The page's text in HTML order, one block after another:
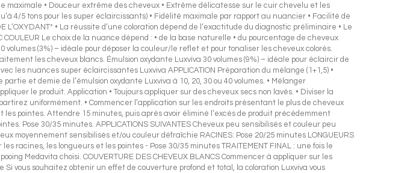
• Douceur extrême des cheveux • Extrême délicatesse sur le cuir chevelu et les
4/5 tons pour les super éclaircissants) • Fidélité maximale par rapport au nuancier • Facilité de
L’OXYDANT* • La réussite d’une coloration dépend de l’exactitude du diagnostic préliminaire • Le
Le choix de la nuance dépend : • de la base naturelle • du pourcentage de cheveux
(3%) – idéale pour déposer la couleur/le reflet et pour tonaliser les cheveux colorés.
les cheveux blancs. Émulsion oxydante Luxviva 30 volumes (9%) – idéale pour éclaircir de
les nuances super éclaircissantes Luxviva APPLICATION Préparation du mélange (1+1,5) •
et demie de l’émulsion oxydante Luxviva à 10, 20, 30 ou 40 volumes. • Mélanger
le produit. Application • Toujours appliquer sur des cheveux secs non lavés. • Diviser la
uniformément. • Commencer l’application sur les endroits présentant le plus de cheveux
les pointes. Attendre 15 minutes, puis après avoir éliminé l’excès de produit précédemment
Pose 30/35 minutes. APPLICATIONS SUIVANTES Cheveux peu sensibilisés et couleur peu
moyennement sensibilisés et/ou couleur défraîchie RACINES: Pose 20/25 minutes LONGUEURS
racines, les longueurs et les pointes - Pose 30/35 minutes TRAITEMENT FINAL : une fois le
Medavita choisi. COUVERTURE DES CHEVEUX BLANCS Commencer à appliquer sur les
vous souhaitez obtenir un effet de couverture profond et total, la coloration Luxviva vous